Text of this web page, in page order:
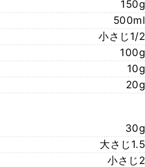
150g
500ml
小さじ1/2
100g
10g
20g
30g
大さじ1.5
小さじ2